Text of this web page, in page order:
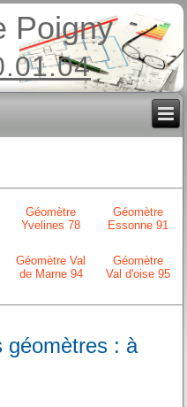
Poigny
Géomètre
Yvelines 78
Géomètre
Essonne 91
Géomètre Val
de Marne 94
Géomètre
Val d'oise 95
géomètres : à